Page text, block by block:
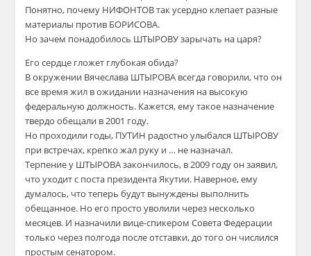
Понятно, почему НИФОНТОВ так усердно клепает разные
материалы против БОРИСОВА.
Но зачем понадобилось ШТЫРОВУ зарычать на царя?
Его сердце гложет глубокая обида?
В окружении Вячеслава ШТЫРОВА всегда говорили, что он
все время жил в ожидании назначения на высокую
федеральную должность. Кажется, ему такое назначение
твердо обещали в 2001 году.
Но проходили годы, ПУТИН радостно улыбался ШТЫРОВУ
при встречах, крепко жал руку и … не назначал.
Терпение у ШТЫРОВА закончилось, в 2009 году он заявил,
что уходит с поста президента Якутии. Наверное, ему
думалось, что теперь будут вынуждены выполнить
обещанное. Но его просто уволили через несколько
месяцев. И назначили вице-спикером Совета Федерации
только через полгода после отставки, до того он числился
простым сенатором.